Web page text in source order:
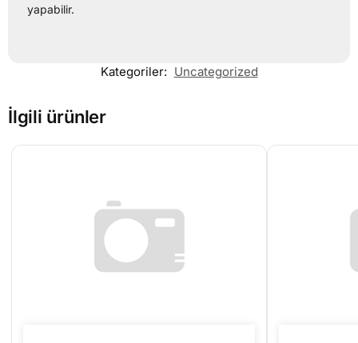
yapabilir.
Kategoriler: Uncategorized
İlgili ürünler